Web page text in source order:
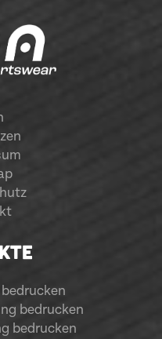
bedrucken
bedrucken